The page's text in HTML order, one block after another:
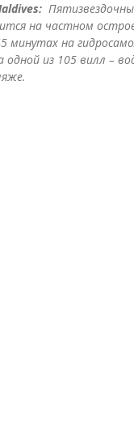
на частном
минутах на
из 105 вилл –